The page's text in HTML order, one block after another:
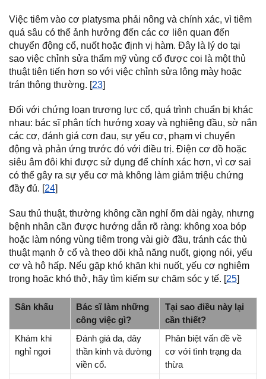
Việc tiêm vào cơ platysma phải nông và chính xác, vì tiêm
quá sâu có thể ảnh hưởng đến các cơ liên quan đến
chuyển động cổ, nuốt hoặc định vị hàm. Đây là lý do tại
sao việc chỉnh sửa thẩm mỹ vùng cổ được coi là một thủ
thuật tiên tiến hơn so với việc chỉnh sửa lông mày hoặc
trán thông thường. [23]
Đối với chứng loạn trương lực cổ, quá trình chuẩn bị khác
nhau: bác sĩ phân tích hướng xoay và nghiêng đầu, sờ nắn
các cơ, đánh giá cơn đau, sự yếu cơ, phạm vi chuyển
động và phản ứng trước đó với điều trị. Điện cơ đồ hoặc
siêu âm đôi khi được sử dụng để chính xác hơn, vì cơ sai
có thể gây ra sự yếu cơ mà không làm giảm triệu chứng
đầy đủ. [24]
Sau thủ thuật, thường không cần nghỉ ốm dài ngày, nhưng
bệnh nhân cần được hướng dẫn rõ ràng: không xoa bóp
hoặc làm nóng vùng tiêm trong vài giờ đầu, tránh các thủ
thuật mạnh ở cổ và theo dõi khả năng nuốt, giọng nói, yếu
cơ và hô hấp. Nếu gặp khó khăn khi nuốt, yếu cơ nghiêm
trọng hoặc khó thở, hãy tìm kiếm sự chăm sóc y tế. [25]
Sân khấu
Bác sĩ làm những
công việc gì?
Tại sao điều này lại
cần thiết?
Khám khi
nghỉ ngơi
Đánh giá da, dây
thần kinh và đường
viền cổ.
Phân biệt vấn đề về
cơ với tình trạng da
thừa